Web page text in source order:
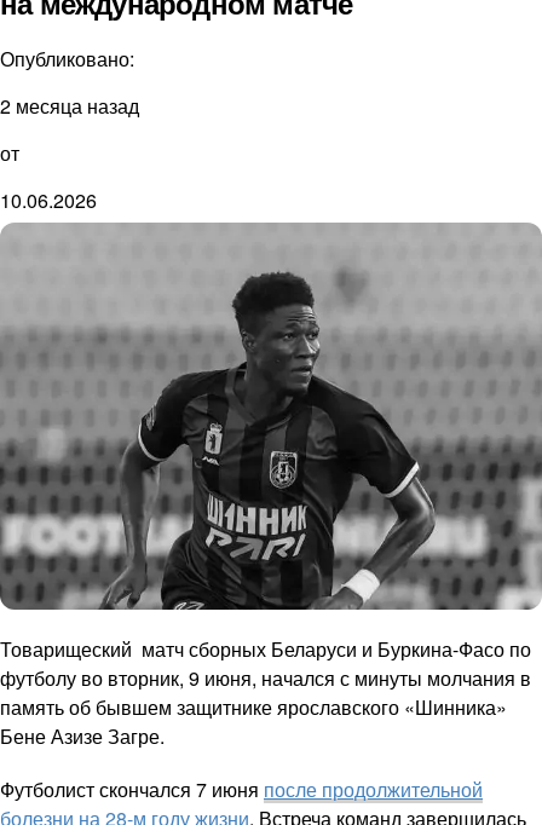
Опубликовано:
2 месяца назад
от
10.06.2026
Товарищеский матч сборных Беларуси и Буркина-Фасо по
футболу во вторник, 9 июня, начался с минуты молчания в
память об бывшем защитнике ярославского «Шинника»
Бене Азизе Загре.
Футболист скончался 7 июня после продолжительной
болезни на 28-м году жизни. Встреча команд завершилась